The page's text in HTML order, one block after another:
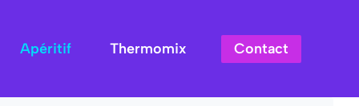
Apéritif Thermomix Contact